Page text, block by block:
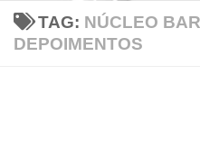
TAG: NÚCLEO
DEPOIMENTOS